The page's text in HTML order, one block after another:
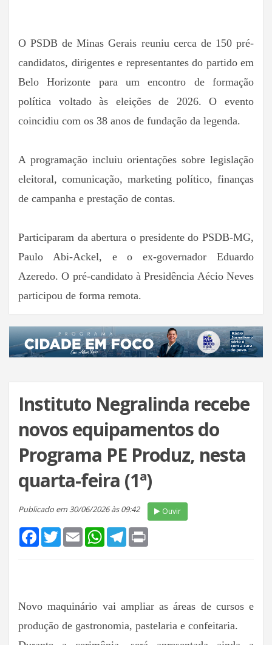
O PSDB de Minas Gerais reuniu cerca de 150 pré-
candidatos, dirigentes e representantes do partido em
Belo Horizonte para um encontro de formação
política voltado às eleições de 2026. O evento
coincidiu com os 38 anos de fundação da legenda.
A programação incluiu orientações sobre legislação
eleitoral, comunicação, marketing político, finanças
de campanha e prestação de contas.
Participaram da abertura o presidente do PSDB-MG,
Paulo Abi-Ackel, e o ex-governador Eduardo
Azeredo. O pré-candidato à Presidência Aécio Neves
participou de forma remota.
Instituto Negralinda recebe
novos equipamentos do
Programa PE Produz, nesta
quarta-feira (1ª)
Publicado em 30/06/2026 às 09:42 Ouvir
FacebookTwitterEmail WhatsAppTelegram
Novo maquinário vai ampliar as áreas de cursos e
produção de gastronomia, pastelaria e confeitaria.